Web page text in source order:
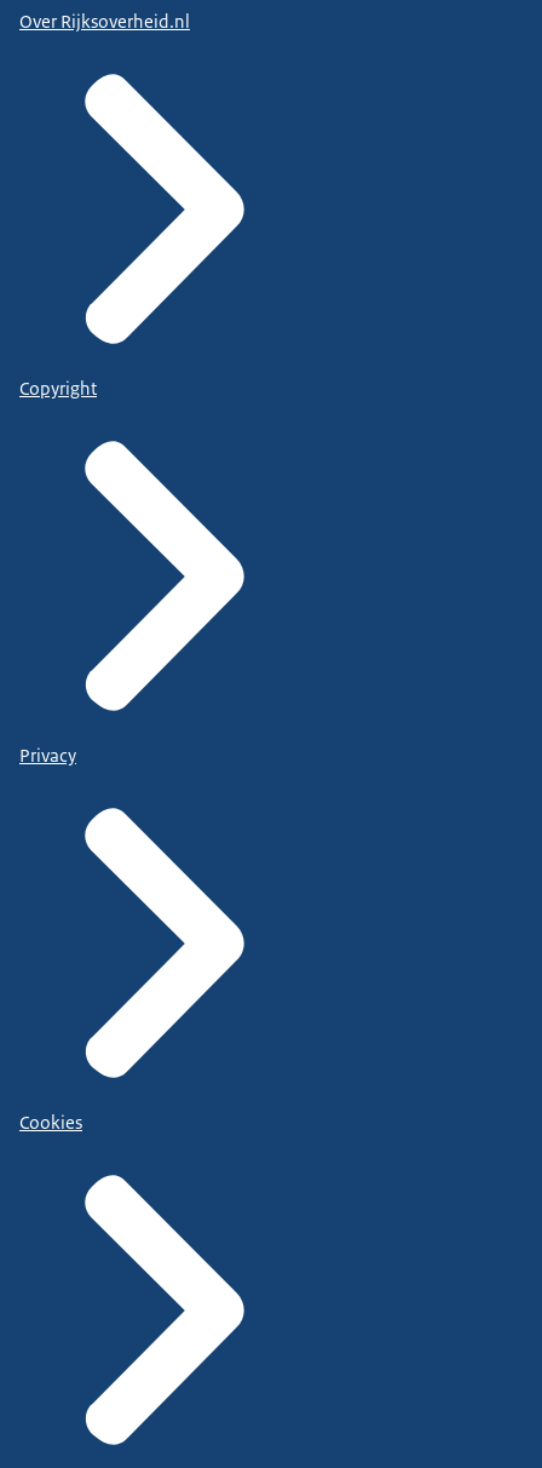
Over Rijksoverheid.nl
Copyright
Privacy
Cookies